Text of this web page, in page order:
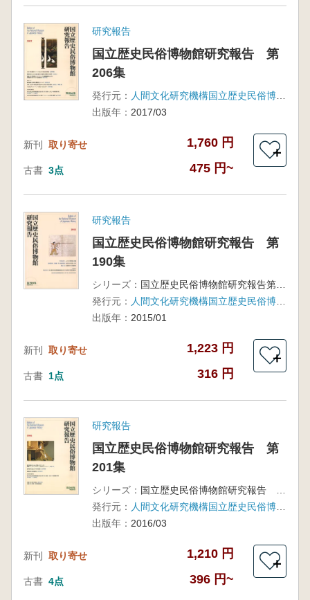
研究報告
国立歴史民俗博物館研究報告 第
206集
発行元：
人間文化研究機構国立歴史民俗博物館
出版年： 2017/03
新刊 取り寄せ 1,760 円
古書 3点 475 円~
＋
研究報告
国立歴史民俗博物館研究報告 第
190集
シリーズ：
国立歴史民俗博物館研究報告第190集
発行元：
人間文化研究機構国立歴史民俗博物館
出版年： 2015/01
新刊 取り寄せ 1,223 円
古書 1点 316 円
＋
研究報告
国立歴史民俗博物館研究報告 第
201集
シリーズ：
発行元：
人間文化研究機構国立歴史民俗博物館
出版年： 2016/03
新刊 取り寄せ 1,210 円
古書 4点 396 円~
＋